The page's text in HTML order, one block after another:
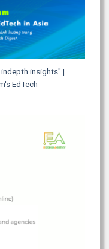
insights" |
EdTech